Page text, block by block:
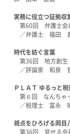
実務に役立つ証拠収
第60回 弁護士会
／弁護士 福田
時代を紡ぐ言葉
第36回 地方創生
／評論家 和泉
ＰＬＡＴ ゆるっと
第６回 なんちゃ
／税理士 冨永
視点をひろげる岡目
第36回
見せる会